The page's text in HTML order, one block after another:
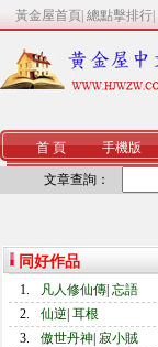
黃金屋首頁 總點擊排行
首 頁 手機版
文章查詢：
同好作品
1. 凡人修仙傳 忘語
2.
仙逆 耳根
3.
傲世丹神 寂小賊